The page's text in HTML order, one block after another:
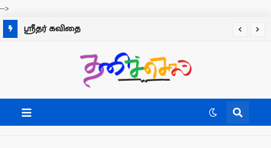
-->
ஸ்ரீதர் கவிதை